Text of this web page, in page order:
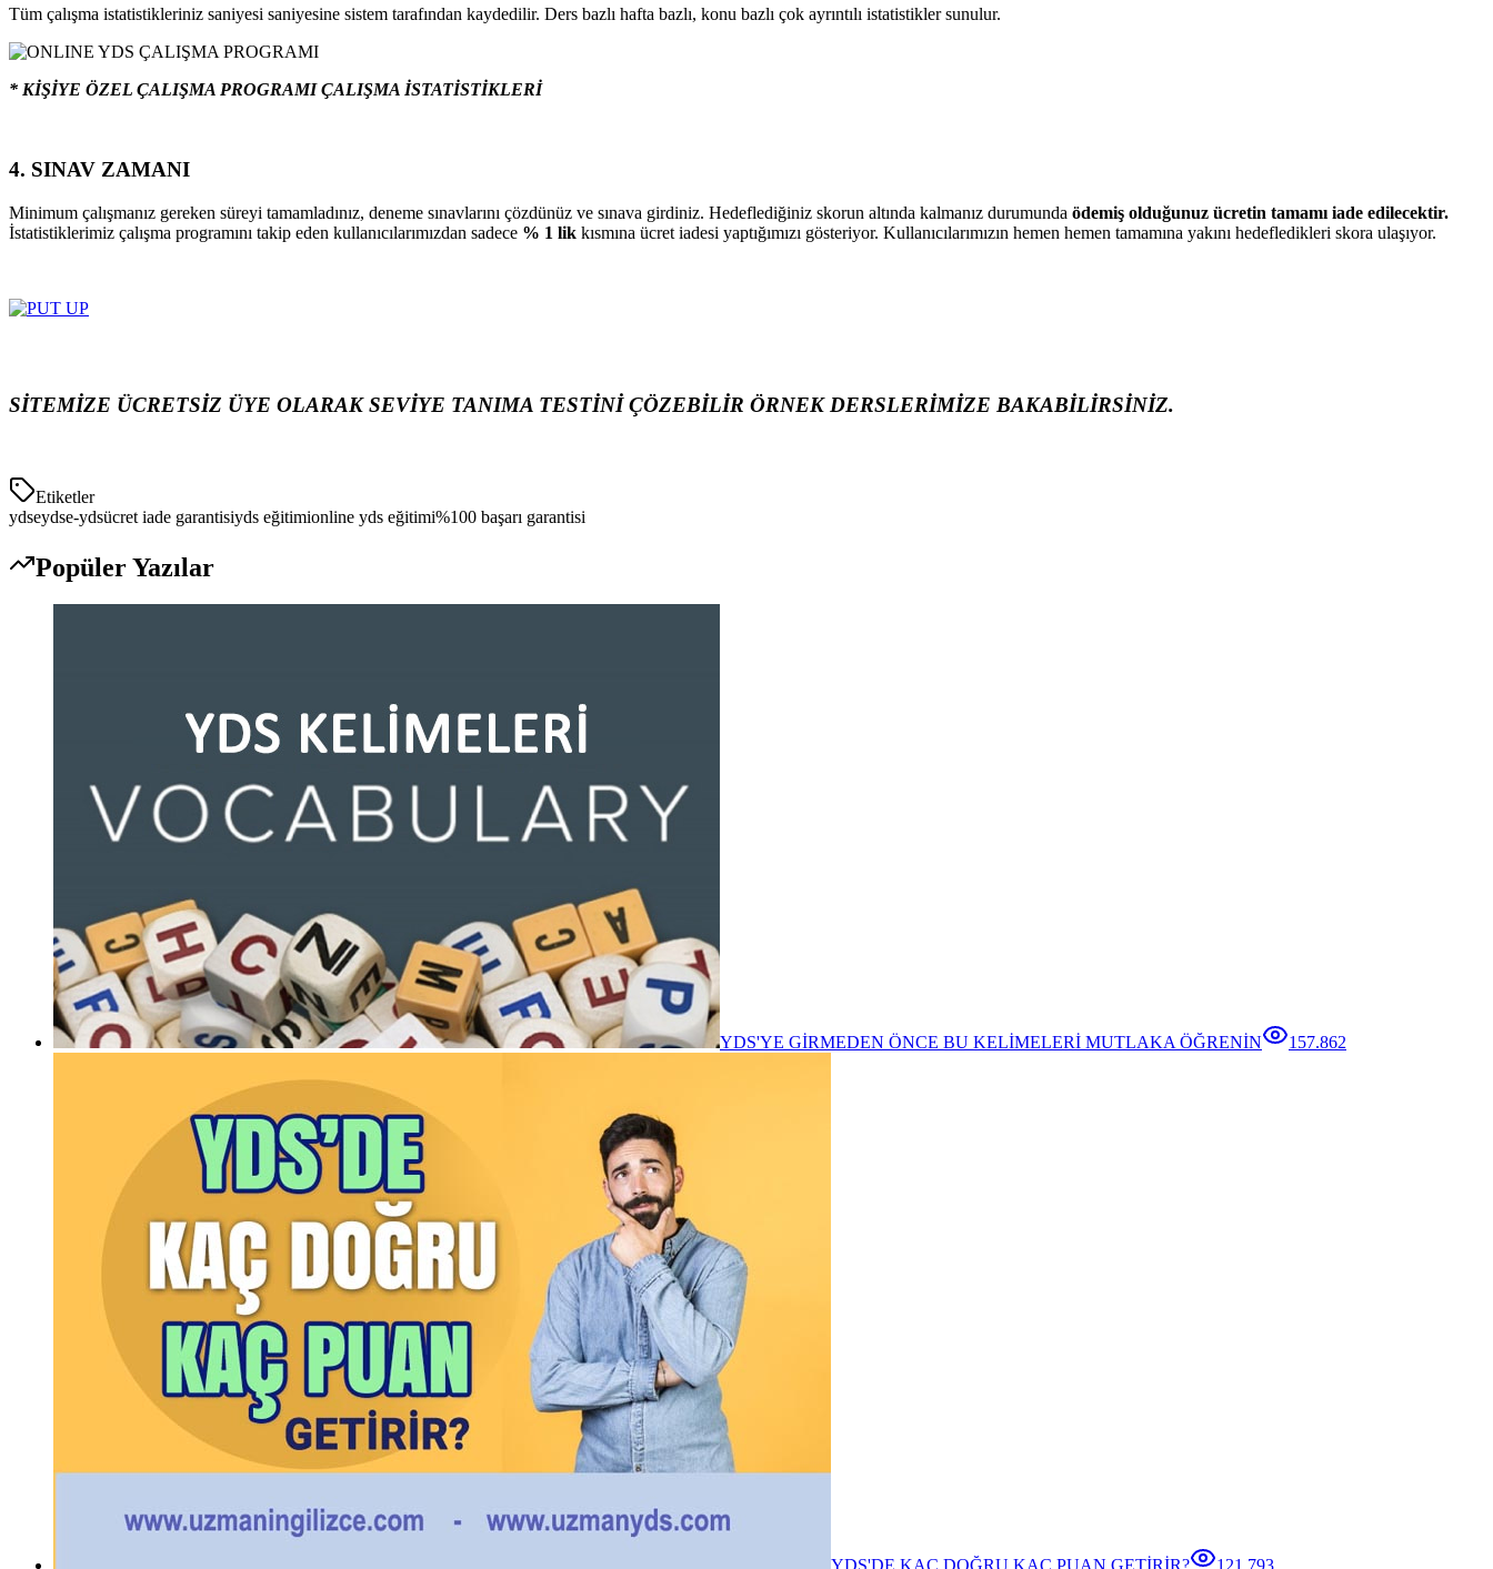
Tüm çalışma istatistikleriniz saniyesi saniyesine sistem tarafından kaydedilir. Ders bazlı hafta bazlı, konu bazlı çok ayrıntılı istatistikler sunulur.
* KİŞİYE ÖZEL ÇALIŞMA PROGRAMI ÇALIŞMA İSTATİSTİKLERİ
4. SINAV ZAMANI
Minimum çalışmanız gereken süreyi tamamladınız, deneme sınavlarını çözdünüz ve sınava girdiniz. Hedeflediğiniz skorun altında kalmanız durumunda ödemiş olduğunuz ücretin tamamı iade edilecektir.
İstatistiklerimiz çalışma programını takip eden kullanıcılarımızdan sadece % 1 lik kısmına ücret iadesi yaptığımızı gösteriyor. Kullanıcılarımızın hemen hemen tamamına yakını hedefledikleri skora ulaşıyor.
SİTEMİZE ÜCRETSİZ ÜYE OLARAK SEVİYE TANIMA TESTİNİ ÇÖZEBİLİR ÖRNEK DERSLERİMİZE BAKABİLİRSİNİZ.
Etiketler
ydseydse-ydsücret iade garantisiyds eğitimionline yds eğitimi%100 başarı garantisi
Popüler Yazılar
YDS'YE GİRMEDEN ÖNCE BU KELİMELERİ MUTLAKA ÖĞRENİN 157.862